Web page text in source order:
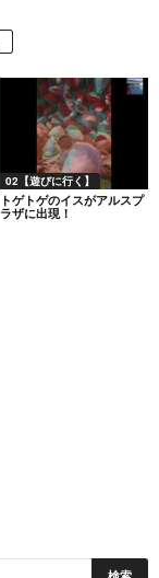
02【遊びに行く】
トゲトゲのイスがアルスプ
ラザに出現！